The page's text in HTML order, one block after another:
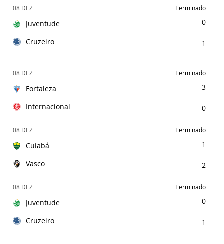
08 DEZ Terminado
Juventude
Cruzeiro
0
1
08 DEZ Terminado
Fortaleza
Internacional
3
0
08 DEZ Terminado
Cuiabá
Vasco
1
2
08 DEZ Terminado
Juventude
Cruzeiro
0
1